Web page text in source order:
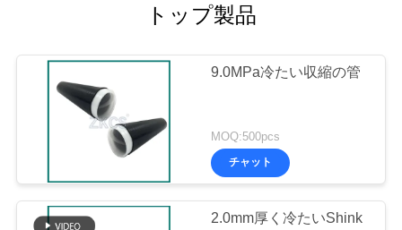
トップ製品
9.0MPa冷たい収縮の管
MOQ:500pcs
チャット
2.0mm厚く冷たいShink